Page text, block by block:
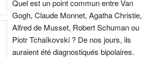
Quel est un point commun entre Van
Gogh, Claude Monnet, Agatha Christie,
Alfred de Musset, Robert Schuman ou
Piotr Tchaïkovski ? De nos jours, ils
auraient été diagnostiqués bipolaires.